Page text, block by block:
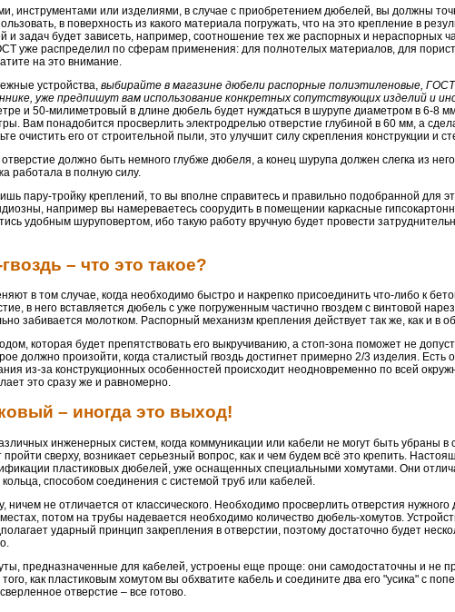
инструментами или изделиями, в случае с приобретением дюбелей, вы должны
в поверхность из какого материала погружать, что на это крепление в
и задач будет зависеть, например, соотношение тех же распорных и нераспорных
уже распределил по сферам применения: для полнотелых материалов, для
на это внимание.
устройства, выбирайте в магазине дюбели распорные полиэтиленовые, ГОСТ
уже предпишут вам использование конкретных сопутствующих изделий и
и 50-милиметровый в длине дюбель будет нуждаться в шурупе диаметром в 6-8
Вам понадобится просверлить электродрелью отверстие глубиной в 60 мм, а
очистить его от строительной пыли, это улучшит силу скрепления конструкции и
должно быть немного глубже дюбеля, а конец шурупа должен слегка из
работала в полную силу.
пару-тройку креплений, то вы вполне справитесь и правильно подобранной для
например вы намереваетесь соорудить в помещении каркасные
удобным шуруповертом, ибо такую работу вручную будет провести
– что это такое?
в том случае, когда необходимо быстро и накрепко присоединить что-либо к
в него вставляется дюбель с уже погруженным частично гвоздем с винтовой
забивается молотком. Распорный механизм крепления действует так же, как и в
которая будет препятствовать его выкручиванию, а стоп-зона поможет не
должно произойти, когда сталистый гвоздь достигнет примерно 2/3 изделия. Есть
из-за конструкционных особенностей происходит неодновременно по всей
это сразу же и равномерно.
– иногда это выход!
инженерных систем, когда коммуникации или кабели не могут быть убраны в
сверху, возникает серьезный вопрос, как и чем будем всё это крепить.
пластиковых дюбелей, уже оснащенных специальными хомутами. Они
способом соединения с системой труб или кабелей.
не отличается от классического. Необходимо просверлить отверстия нужного
потом на трубы надевается необходимо количество дюбель-хомутов.
ударный принцип закрепления в отверстии, поэтому достаточно будет
предназначенные для кабелей, устроены еще проще: они самодостаточны и не
как пластиковым хомутом вы обхватите кабель и соедините два его "усика" с
отверстие – все готово.